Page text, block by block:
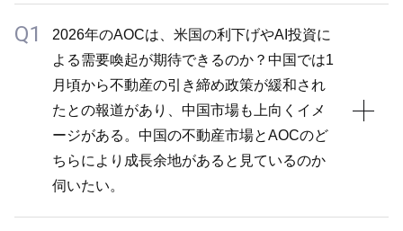
の安全性が市場に認識されれば、いずれ評価が得られ
ると想定しています。
また、2025年に開催した「IR DAY」において私自身
の反省も含めてお伝えしましたが、ROICに関しては
やや否定的な見解を示してきました。実際、2021～
2022年の株価水準はPERで50倍程度であり、株式資
本コストはその逆数である2%程度であった一方、負
債コストがほぼゼロであり、加重平均資本コスト
せん。償還年限を5年弱としながら変動金利の割合を
増やしています。短期的には政策金利の影響を受けや
すく、政策の影響による長期金利の上昇リスクもあり
ますが、現状の水準であれば当社の「アセット・アセ
ンブラー」戦略における負債中心の資金調達方針に変
更はありません。
したがって、資金調達のポートフォリオは、引き続き
銀行借入が中心となります。現時点で社債は発行して
Q1
2026年のAOCは、米国の利下げやAI投資に
よる需要喚起が期待できるのか？中国では1
月頃から不動産の引き締め政策が緩和され
たとの報道があり、中国市場も上向くイメ
ージがある。中国の不動産市場とAOCのど
ちらにより成長余地があると見ているのか
伺いたい。